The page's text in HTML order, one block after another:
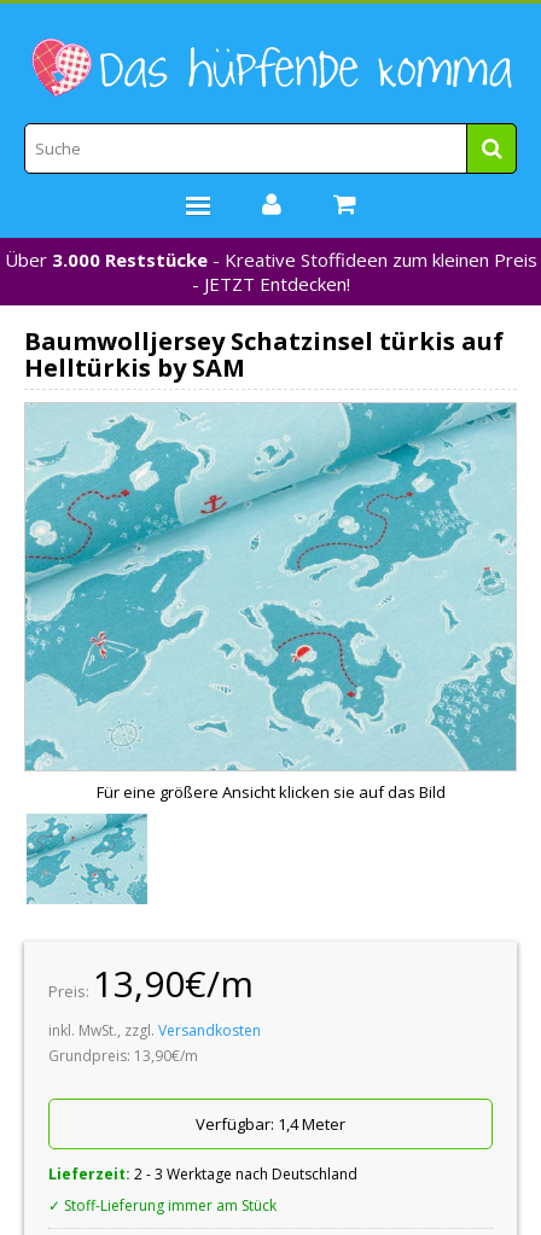
STOFFE
WEBBÄNDER
MARKEN
*NEU*
NÄHZUBEHÖR
GUTSCHEINE
% REDUZIERT %
KONTAKT
Über 3.000 Reststücke- Kreative Stoffideen zum kleinen Preis
- JETZT Entdecken!
Baumwolljersey Schatzinsel türkis auf
Helltürkis by SAM
Für eine größere Ansicht klicken sie auf das Bild
Preis: 13,90€/m
inkl. MwSt., zzgl.Versandkosten
Grundpreis: 13,90€/m
Verfügbar: 1,4 Meter
Lieferzeit:2 - 3 Werktage nach Deutschland
✓ Stoff-Lieferung immer am Stück